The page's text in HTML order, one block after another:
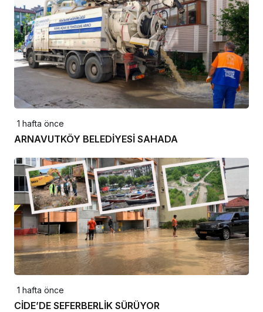
1 hafta önce
ARNAVUTKÖY BELEDİYESİ SAHADA
1 hafta önce
CİDE’DE SEFERBERLİK SÜRÜYOR